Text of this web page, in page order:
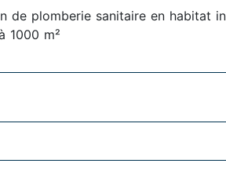
de plomberie sanitaire en habitat
1000 m²